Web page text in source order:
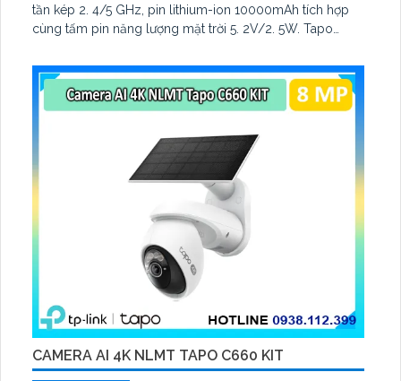
tần kép 2. 4/5 GHz, pin lithium-ion 10000mAh tích hợp
cùng tấm pin năng lượng mặt trời 5. 2V/2. 5W. Tapo
biến Starlight, tầm nhìn lên đến 15 m
CAMERA AI 4K NLMT TAPO C660 KIT